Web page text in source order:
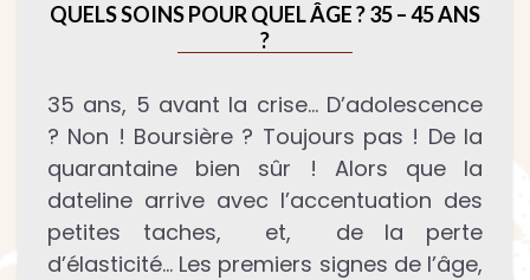
QUELS SOINS POUR QUEL ÂGE ? 35 – 45 ANS
?
35 ans, 5 avant la crise… D’adolescence
? Non ! Boursière ? Toujours pas ! De la
quarantaine bien sûr ! Alors que la
dateline arrive avec l’accentuation des
petites taches, et, de la perte
d’élasticité… Les premiers signes de l’âge,